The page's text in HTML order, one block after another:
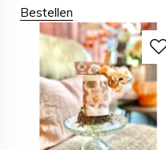
Bestellen